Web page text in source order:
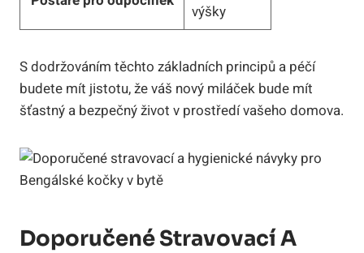
výšky
S‌ dodržováním těchto základních principů a ‍péčí
budete ⁣mít⁣ jistotu, že váš ⁣nový miláček bude mít ​
šťastný a ​bezpečný život v⁢ prostředí vašeho domova.
Doporučené Stravovací A